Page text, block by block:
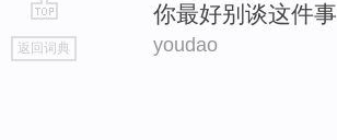
go
top
返回词典
你最好别 谈这件事
youdao